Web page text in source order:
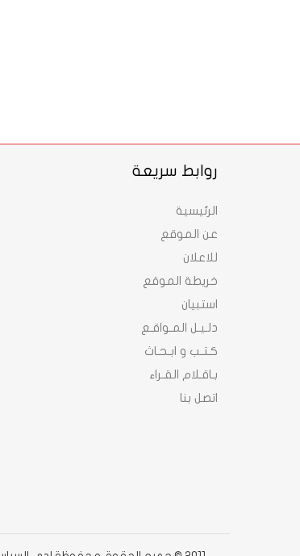
روابط سريعة
الرئيسية
عن الموقع
للاعلان
خريطة الموقع
استبيان
دلـيـل المـواقـع
كـتـب و ابـحـاث
بـاقـلام القـراء
اتصل بنا